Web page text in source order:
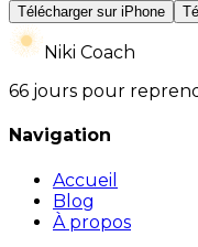
Télécharger sur iPhone
Niki Coach
66 jours pour
Navigation
Accueil
Blog
À propos